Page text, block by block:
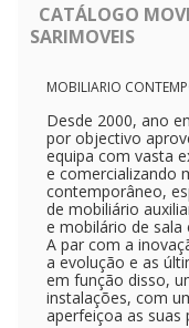
CATÁLOGO
SARIMOVEIS
MOBILIARIO
Desde 2000, ano
por objectivo
equipa com vasta
e comercializando
contemporâneo,
de mobiliário
e mobilário de sala
A par com a
a evolução e as
em função disso,
instalações, com
aperfeiçoa as suas